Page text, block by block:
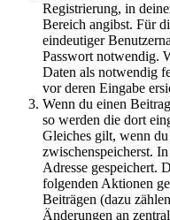
Registrierung, in
Bereich angibst. Für
eindeutiger
Passwort notwendig.
Daten als notwendig
vor deren Eingabe
Wenn du einen
so werden die dort
Gleiches gilt, wenn
zwischenspeicherst.
Adresse gespeichert.
folgenden Aktionen
Beiträgen (dazu
Änderungen an